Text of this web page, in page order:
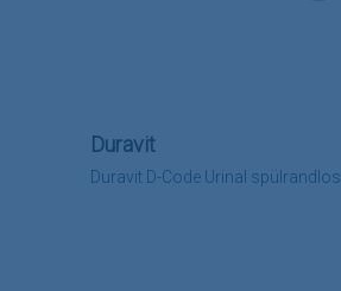
Duravit D-Code Urinal spülrandlos
Duravit